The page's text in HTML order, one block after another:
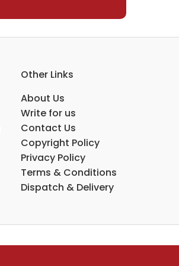
Other Links
About Us
Write for us
Contact Us
Copyright Policy
Privacy Policy
Terms & Conditions
Dispatch & Delivery